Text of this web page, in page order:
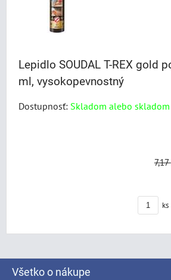
Lepidlo SOUDAL T-REX gold
ml, vysokopevnostný
Dostupnosť: Skladom alebo
ks
Všetko o nákupe